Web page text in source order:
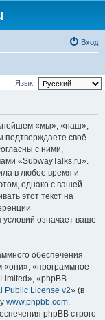
Вход
Язык:
«мы», «наш»,
подтверждаете своё
с ними,
«SubwayTalks.ru».
в любое время и
однако с вашей
этот текст на
означает ваше
обеспечения
«программное
«phpBB
Public License v2» (в
www.phpbb.com.
phpBB строго